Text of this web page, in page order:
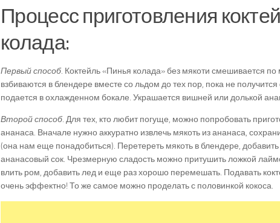
Процесс приготовления
колада:
Первый способ. Коктейль «Пинья колада» без мякоти смешивается по
взбиваются в блендере вместе со льдом до тех пор, пока не
подается в охлажденном бокале. Украшается вишней или долькой
Второй способ. Для тех, кто любит погуще, можно попробовать
ананаса. Вначале нужно аккуратно извлечь мякоть из ананаса,
(она нам еще понадобиться). Перетереть мякоть в блендере,
ананасовый сок. Чрезмерную сладость можно притушить ложкой
влить ром, добавить лед и еще раз хорошо перемешать. Подавать
очень эффектно! То же самое можно проделать с половинкой кокоса.